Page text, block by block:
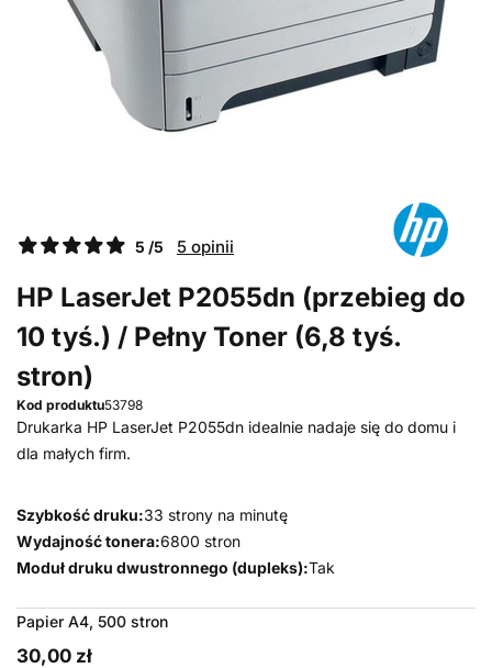
5 /5 5 opinii
HP LaserJet P2055dn (przebieg do
10 tyś.) / Pełny Toner (6,8 tyś.
stron)
Kod produktu53798
Drukarka HP LaserJet P2055dn idealnie nadaje się do domu i
dla małych firm.
Szybkość druku:33 strony na minutę
Wydajność tonera:6800 stron
Moduł druku dwustronnego (dupleks):Tak
Papier A4, 500 stron
30,00 zł